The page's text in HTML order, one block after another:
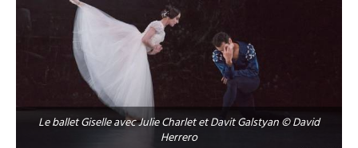
Le ballet Giselle avec Julie Charlet et Davit Galstyan © David
Herrero